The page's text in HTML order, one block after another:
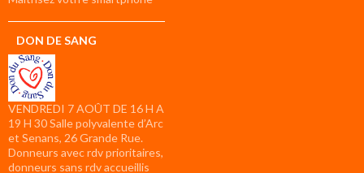
DON DE SANG
VENDREDI 7 AOÛT DE 16 H A
19 H 30 Salle polyvalente d’Arc
et Senans, 26 Grande Rue.
Donneurs avec rdv prioritaires,
donneurs sans rdv accueillis